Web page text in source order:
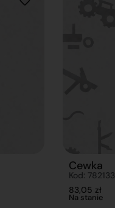
Cewka
Kod: 782133
83,05 zł
Na stanie